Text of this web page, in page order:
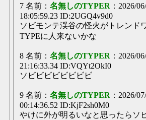
7 名前： 名無しのTYPER ：2026/
18:05:59.23 ID:2UGQ4v9d0
ソビモンテ渓谷の怪火がトレンド
TYPEに人来ないかな
8 名前： 名無しのTYPER ：2026/
21:16:33.34 ID:VQYt2OkI0
ソビビビビビビビビ
9 名前： 名無しのTYPER ：2026/
00:14:36.52 ID:KjF2sh0M0
やけに外が明るいなと思ったらソ